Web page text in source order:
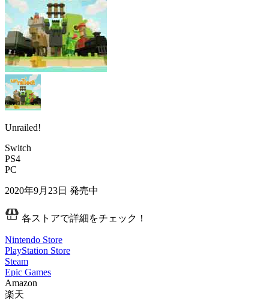
Unrailed!
Switch
PS4
PC
2020年9月23日 発売中
各ストアで詳細をチェック！
Nintendo Store
PlayStation Store
Steam
Epic Games
Amazon
楽天